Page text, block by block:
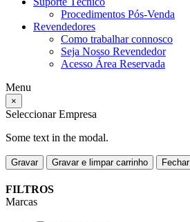
Procedimentos Pós-Venda
Revendedores
Como trabalhar connosco
Seja Nosso Revendedor
Acesso Área Reservada
Menu
×
Seleccionar Empresa
Some text in the modal.
Gravar Gravar e limpar carrinho Fechar
FILTROS
Marcas